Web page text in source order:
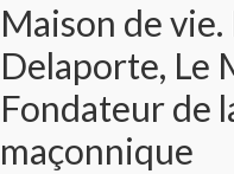
Maison de vie.
Delaporte, Le
Fondateur de
maçonnique